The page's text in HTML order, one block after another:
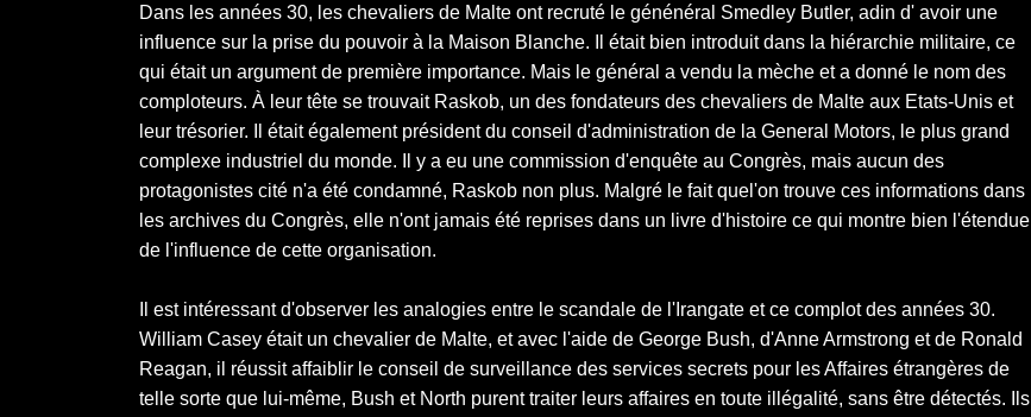
Dans les années 30, les chevaliers de Malte ont recruté le génénéral Smedley Butler, adin d' avoir une
influence sur la prise du pouvoir à la Maison Blanche. Il était bien introduit dans la hiérarchie militaire, ce
qui était un argument de première importance. Mais le général a vendu la mèche et a donné le nom des
comploteurs. À leur tête se trouvait Raskob, un des fondateurs des chevaliers de Malte aux Etats-Unis et
leur trésorier. Il était également président du conseil d'administration de la General Motors, le plus grand
complexe industriel du monde. Il y a eu une commission d'enquête au Congrès, mais aucun des
protagonistes cité n'a été condamné, Raskob non plus. Malgré le fait quel'on trouve ces informations dans
les archives du Congrès, elle n'ont jamais été reprises dans un livre d'histoire ce qui montre bien l'étendue
de l'influence de cette organisation.
Il est intéressant d'observer les analogies entre le scandale de l'Irangate et ce complot des années 30.
William Casey était un chevalier de Malte, et avec l'aide de George Bush, d'Anne Armstrong et de Ronald
Reagan, il réussit affaiblir le conseil de surveillance des services secrets pour les Affaires étrangères de
telle sorte que lui-même, Bush et North purent traiter leurs affaires en toute illégalité, sans être détectés. Ils